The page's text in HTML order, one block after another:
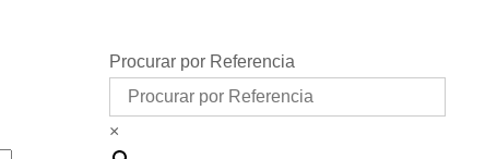
Procurar por Referencia
×